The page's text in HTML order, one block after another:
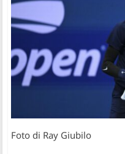
Foto di Ray Giubilo